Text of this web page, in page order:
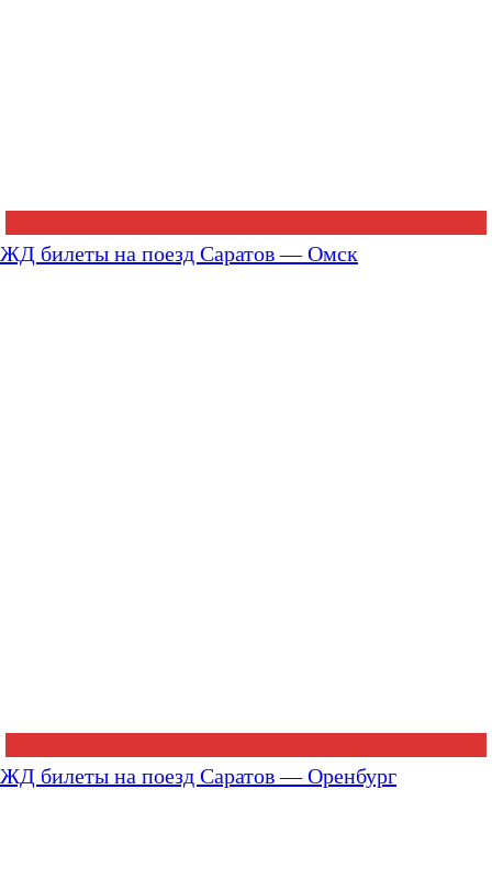
ЖД билеты на поезд Саратов — Омск
ЖД билеты на поезд Саратов — Оренбург